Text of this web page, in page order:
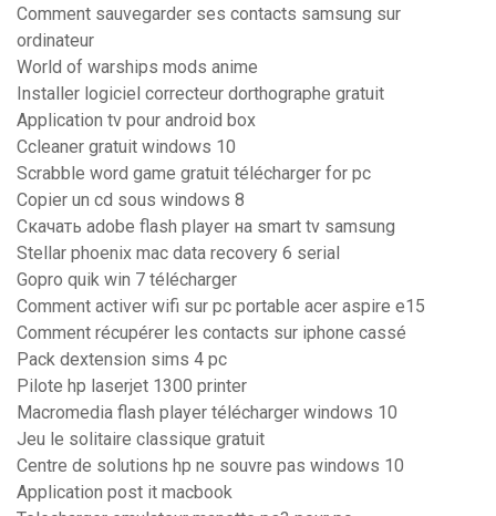
Comment sauvegarder ses contacts samsung sur
ordinateur
World of warships mods anime
Installer logiciel correcteur dorthographe gratuit
Application tv pour android box
Ccleaner gratuit windows 10
Scrabble word game gratuit télécharger for pc
Copier un cd sous windows 8
Скачать adobe flash player на smart tv samsung
Stellar phoenix mac data recovery 6 serial
Gopro quik win 7 télécharger
Comment activer wifi sur pc portable acer aspire e15
Comment récupérer les contacts sur iphone cassé
Pack dextension sims 4 pc
Pilote hp laserjet 1300 printer
Macromedia flash player télécharger windows 10
Jeu le solitaire classique gratuit
Centre de solutions hp ne souvre pas windows 10
Application post it macbook